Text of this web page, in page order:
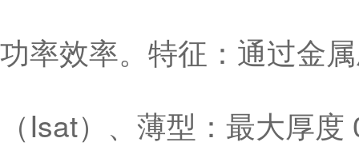
功率效率。特征：通过金
（Isat）、薄型：最大厚